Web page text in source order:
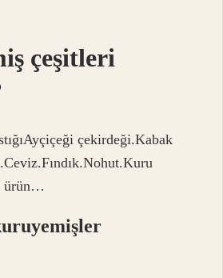
çeşitleri
çekirdeği.Kabak
ürün…